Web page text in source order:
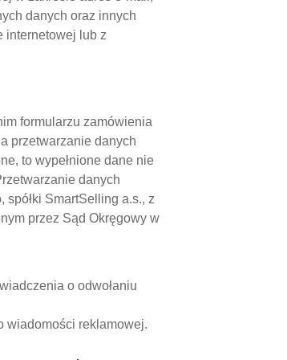
danych oraz innych
internetowej lub z
formularzu zamówienia
przetwarzanie danych
to wypełnione dane nie
danych
SmartSelling a.s., z
przez Sąd Okręgowy w
o odwołaniu
wiadomości reklamowej.